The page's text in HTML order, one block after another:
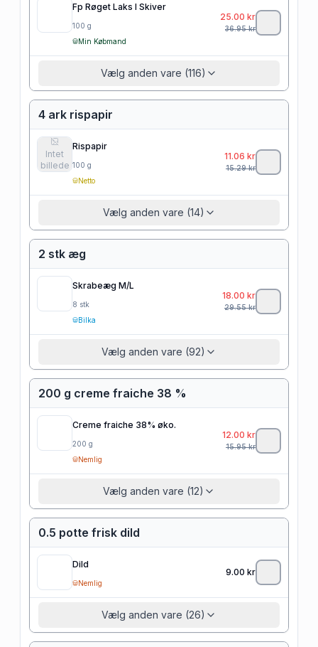
Fp Røget Laks I Skiver
100 g
Min Købmand
25.00 kr
36.95kr
Vælg anden vare (116)
4 ark rispapir
Intet
billede
Rispapir
100 g
Netto
11.06 kr
15.29kr
Vælg anden vare (14)
2 stk æg
Skrabeæg M/L
8 stk
Bilka
18.00 kr
29.55kr
Vælg anden vare (92)
200 g creme fraiche 38 %
Creme fraiche 38% øko.
200 g
Nemlig
12.00 kr
15.95kr
Vælg anden vare (12)
0.5 potte frisk dild
Dild
Nemlig
9.00 kr
Vælg anden vare (26)